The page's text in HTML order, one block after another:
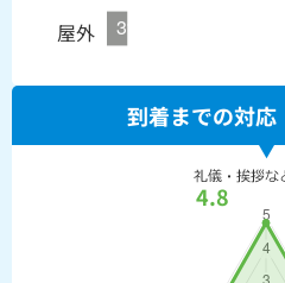
屋外
到着までの対応
4.8